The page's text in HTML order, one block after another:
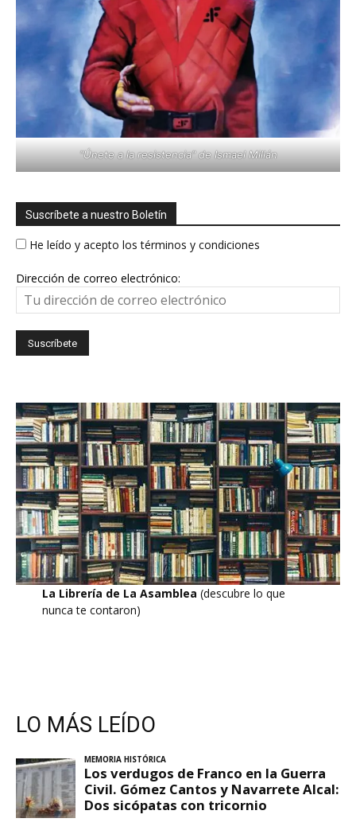
"Únete a la resistencia" de Ismael Millán
Suscríbete a nuestro Boletín
He leído y acepto los términos y condiciones
Dirección de correo electrónico:
La Librería de La Asamblea (descubre lo que
nunca te contaron)
LO MÁS LEÍDO